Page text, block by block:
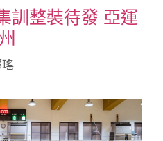
訓整裝待發 亞運